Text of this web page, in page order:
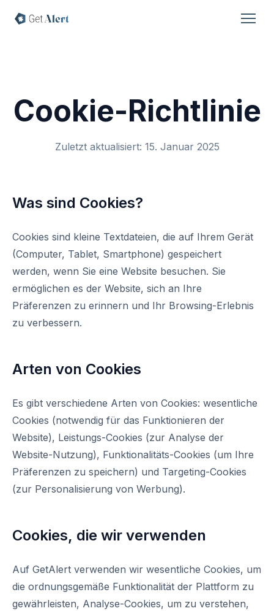
Cookie-Richtlinie
Zuletzt aktualisiert: 15. Januar 2025
Was sind Cookies?
Cookies sind kleine Textdateien, die auf Ihrem Gerät
(Computer, Tablet, Smartphone) gespeichert
werden, wenn Sie eine Website besuchen. Sie
ermöglichen es der Website, sich an Ihre
Präferenzen zu erinnern und Ihr Browsing-Erlebnis
zu verbessern.
Arten von Cookies
Es gibt verschiedene Arten von Cookies: wesentliche
Cookies (notwendig für das Funktionieren der
Website), Leistungs-Cookies (zur Analyse der
Website-Nutzung), Funktionalitäts-Cookies (um Ihre
Präferenzen zu speichern) und Targeting-Cookies
(zur Personalisierung von Werbung).
Cookies, die wir verwenden
Auf GetAlert verwenden wir wesentliche Cookies, um
die ordnungsgemäße Funktionalität der Plattform zu
gewährleisten, Analyse-Cookies, um zu verstehen,